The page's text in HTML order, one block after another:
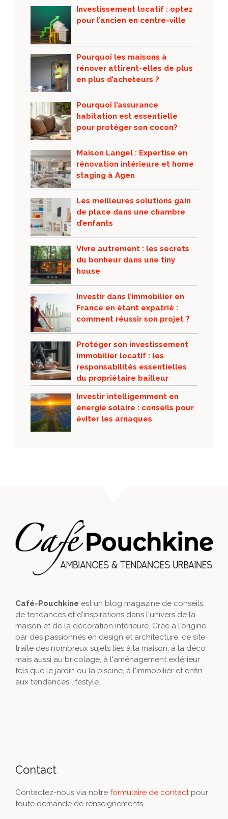
Investissement locatif : optez
pour l’ancien en centre-ville
Pourquoi les maisons à
rénover attirent-elles de plus
en plus d’acheteurs ?
Pourquoi l’assurance
habitation est essentielle
pour protéger son cocon?
Maison Langel : Expertise en
rénovation intérieure et home
staging à Agen
Les meilleures solutions gain
de place dans une chambre
d’enfants
Vivre autrement : les secrets
du bonheur dans une tiny
house
Investir dans l’immobilier en
France en étant expatrié :
comment réussir son projet ?
Protéger son investissement
immobilier locatif : les
responsabilités essentielles
du propriétaire bailleur
Investir intelligemment en
énergie solaire : conseils pour
éviter les arnaques
Café-Pouchkine est un blog magazine de conseils,
de tendances et d'inspirations dans l'univers de la
maison et de la décoration intérieure. Crée à l'origine
par des passionnés en design et architecture, ce site
traite des nombreux sujets liés à la maison, à la déco
mais aussi au bricolage, à l'aménagement extérieur
tels que le jardin ou la piscine, à l'immobilier et enfin
aux tendances lifestyle.
Contact
Contactez-nous via notre formulaire de contactpour
toute demande de renseignements.